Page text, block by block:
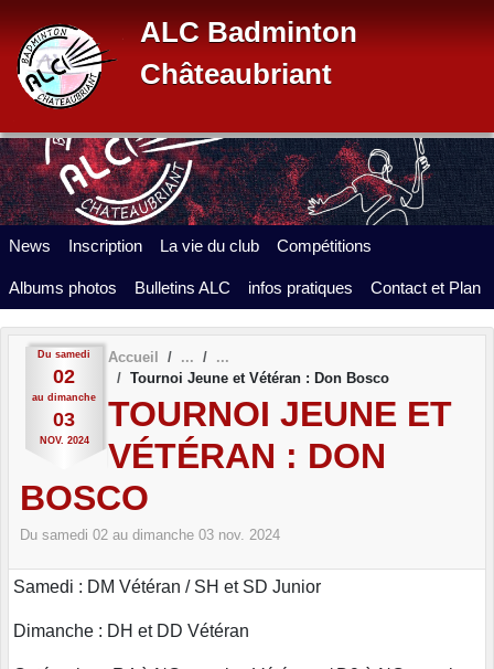
ALC Badminton
Châteaubriant
News Inscription La vie du club Compétitions
Albums photos Bulletins ALC infos pratiques Contact et Plan
Du samedi
02
au dimanche
03
NOV. 2024
Accueil
Tournoi Jeune et Vétéran : Don Bosco
TOURNOI JEUNE ET
VÉTÉRAN : DON
BOSCO
Du samedi 02 au dimanche 03 nov. 2024
Samedi : DM Vétéran / SH et SD Junior
Dimanche : DH et DD Vétéran